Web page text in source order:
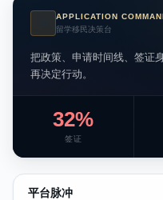
APPLICATION
留学移民决策台
把政策、申请时间线、签证
再决定行动。
32%
签证
平台脉冲